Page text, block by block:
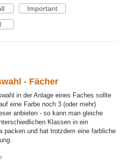
Important
- Fächer
in der Anlage eines Faches sollte
eine Farbe noch 3 (oder mehr)
anbieten - so kann man gleiche
Klassen in ein
packen und hat trotzdem eine farbliche